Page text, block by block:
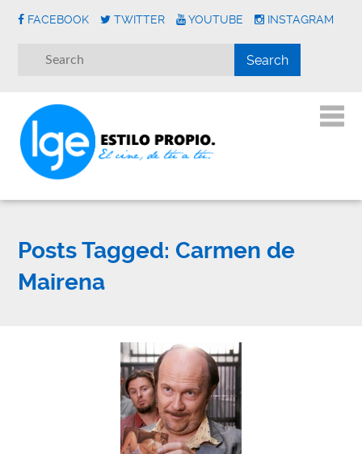
FACEBOOK TWITTER YOUTUBE INSTAGRAM
Posts Tagged: Carmen de
Mairena